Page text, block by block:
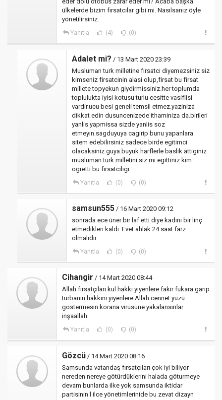
ülkelerde bizim fırsatcılar gibi mi. Nasılsanız öyle
yönetilirsiniz.
Yanıtla (4) (0)
Adalet mi? / 13 Mart 2020 23:39
Musluman turk milletine firsatci diyemezsiniz siz
kimseniz firsatcinin alasi olup,firsat bu firsat
millete topyekun giydirmissiniz.her toplumda
toplulukta iyisi kotusu turlu cesitte vasiflisi
vardir.ucu besi geneli temsil etmez.yaziniza
dikkat edin dusuncenizede ithaminiza da.birileri
yanlis yapmissa sizde yanlis soz
etmeyin.sagduyuya cagirip bunu yapanlara
sitem edebilirsiniz sadece birde egitimci
olacaksiniz guya.buyuk harflerle baslik attiginiz
musluman turk milletini siz mi egittiniz kim
ogretti bu firsatciligi
Yanıtla (0) (0)
samsun555 / 16 Mart 2020 09:12
sonrada ece üner bir laf etti diye kadını bir linç
etmedikleri kaldı. Evet ahlak 24 saat farz
olmalıdır.
Yanıtla (0) (0)
Cihangir / 14 Mart 2020 08:44
Allah fırsatçıları kul hakkı yiyenlere fakir fukara garip
türbanın hakkını yiyenlere Allah cennet yüzü
göstermesin korana virüsüne yakalansinlar
inşaallah
Yanıtla (0) (0)
Gözcü / 14 Mart 2020 08:16
Samsunda vatandaş fırsatçıları çok iyi biliyor
nereden nereye götürdüklerini halada göturmeye
devam bunlarda ilke yok samsunda iktidar
partisinin l ilce yönetimlerinide bu zevat dizayn